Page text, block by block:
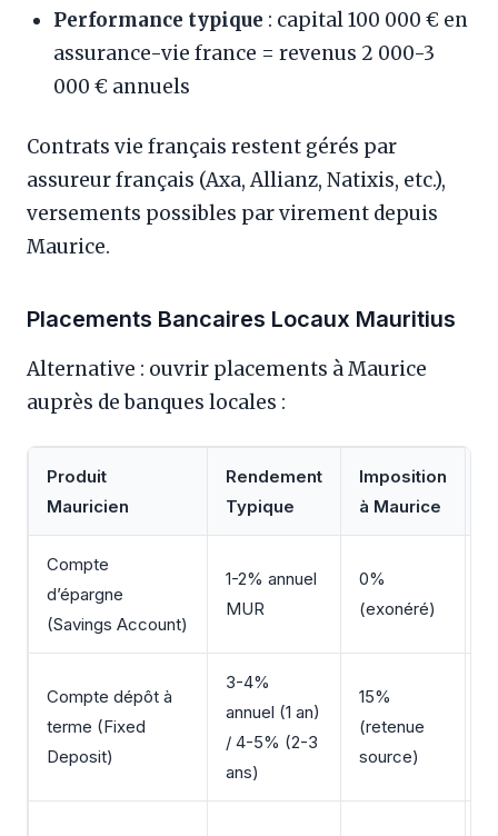
Performance typique : capital 100 000 € en
assurance-vie france = revenus 2 000-3
000 € annuels
Contrats vie français restent gérés par
assureur français (Axa, Allianz, Natixis, etc.),
versements possibles par virement depuis
Maurice.
Placements Bancaires Locaux Mauritius
Alternative : ouvrir placements à Maurice
auprès de banques locales :
Produit
Mauricien
Rendement
Typique
Imposition
à Maurice
Compte
d’épargne
(Savings Account)
1-2% annuel
MUR
0%
(exonéré)
Compte dépôt à
terme (Fixed
Deposit)
3-4%
annuel (1 an)
/ 4-5% (2-3
ans)
15%
(retenue
source)